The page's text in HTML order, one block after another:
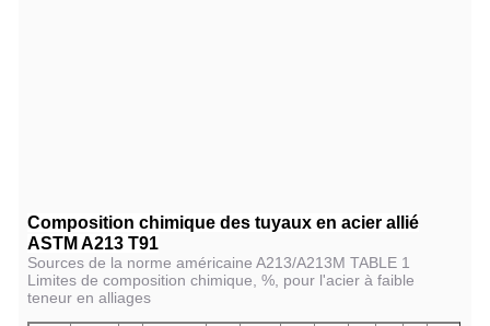
Composition chimique des tuyaux en acier allié
ASTM A213 T91
Sources de la norme américaine A213/A213M TABLE 1
Limites de composition chimique, %, pour l'acier à faible
teneur en alliages